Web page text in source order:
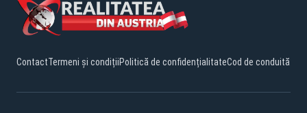
ContactTermeni și condițiiPolitică de confidențialitateCod de conduită